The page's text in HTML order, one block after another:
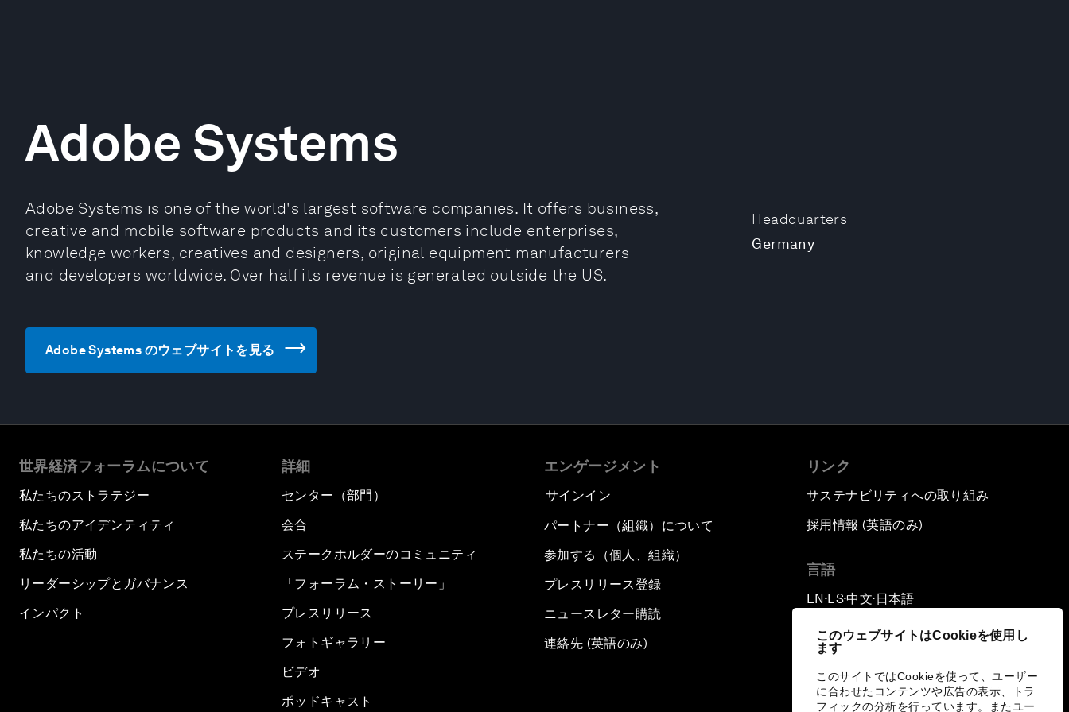
このウェブサイトはCookieを使用し
ます
このサイトではCookieを使って、ユーザー
に合わせたコンテンツや広告の表示、トラ
フィックの分析を行っています。またユー
Headquarters
Germany
Adobe Systems
Adobe Systems is one of the world's largest software companies. It offers business,
creative and mobile software products and its customers include enterprises,
knowledge workers, creatives and designers, original equipment manufacturers
and developers worldwide. Over half its revenue is generated outside the US.
Adobe Systems のウェブサイトを見る
世界経済フォーラムについて
私たちのストラテジー
私たちのアイデンティティ
私たちの活動
リーダーシップとガバナンス
インパクト
詳細
センター（部門）
会合
ステークホルダーのコミュニティ
「フォーラム・ストーリー」
プレスリリース
フォトギャラリー
ビデオ
ポッドキャスト
エンゲージメント
サインイン
パートナー（組織）について
参加する（個人、組織）
プレスリリース登録
ニュースレター購読
連絡先 (英語のみ)
リンク
サステナビリティへの取り組み
採用情報 (英語のみ)
言語
EN ▪ES▪中文▪ 日本語